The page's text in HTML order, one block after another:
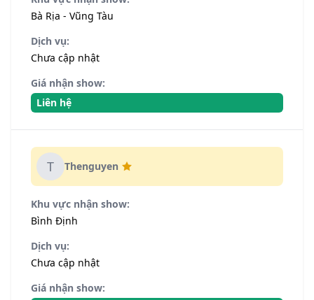
Bà Rịa - Vũng Tàu
Dịch vụ:
Chưa cập nhật
Giá nhận show:
Liên hệ
T Thenguyen
Khu vực nhận show:
Bình Định
Dịch vụ:
Chưa cập nhật
Giá nhận show: